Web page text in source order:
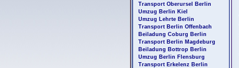
Transport Oberursel Berlin
Umzug Berlin Kiel
Umzug Lehrte Berlin
Transport Berlin Offenbach
Beiladung Coburg Berlin
Transport Berlin Magdeburg
Beiladung Bottrop Berlin
Umzug Berlin Flensburg
Transport Erkelenz Berlin